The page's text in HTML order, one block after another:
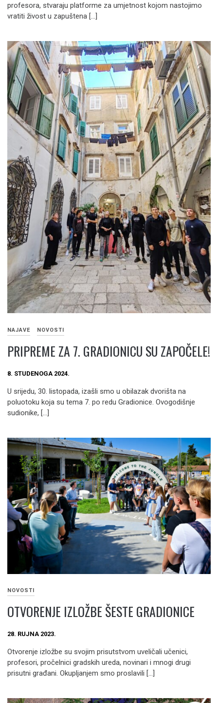
profesora, stvaraju platforme za umjetnost kojom nastojimo
vratiti živost u zapuštena […]
NAJAVE NOVOSTI
PRIPREME ZA 7. GRADIONICU SU ZAPOČELE!
8. STUDENOGA 2024.
U srijedu, 30. listopada, izašli smo u obilazak dvorišta na
poluotoku koja su tema 7. po redu Gradionice. Ovogodišnje
sudionike, […]
NOVOSTI
OTVORENJE IZLOŽBE ŠESTE GRADIONICE
28. RUJNA 2023.
Otvorenje izložbe su svojim prisutstvom uveličali učenici,
profesori, pročelnici gradskih ureda, novinari i mnogi drugi
prisutni građani. Okupljanjem smo proslavili […]